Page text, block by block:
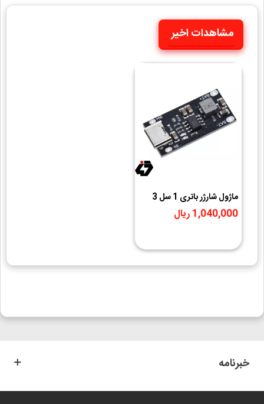
مشاهدات اخیر
ماژول شارژر باتری 1 سل 3
آمپر فست شارژ IP2312
1,040,000 ریال
خبرنامه